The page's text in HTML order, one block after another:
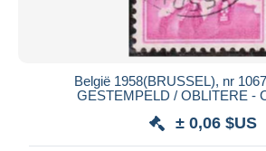
België 1958(BRUSSEL), nr
GESTEMPELD / OBLITERE -
± 0,06 $US